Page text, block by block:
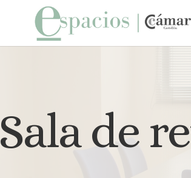
Sala de